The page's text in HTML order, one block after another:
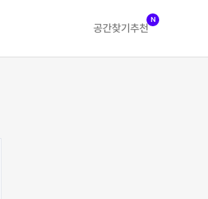
공간찾기 추천
N